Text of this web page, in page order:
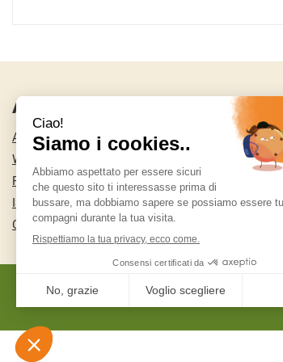
AREA UTENTE
ACCEDI
WISHLIST
REGISTRATI
ISCRIZIONE ALLA NEWSLETTER
CONTATTI